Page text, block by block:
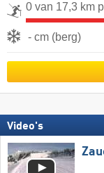
0 van 17,3 km
- cm (berg)
Video's